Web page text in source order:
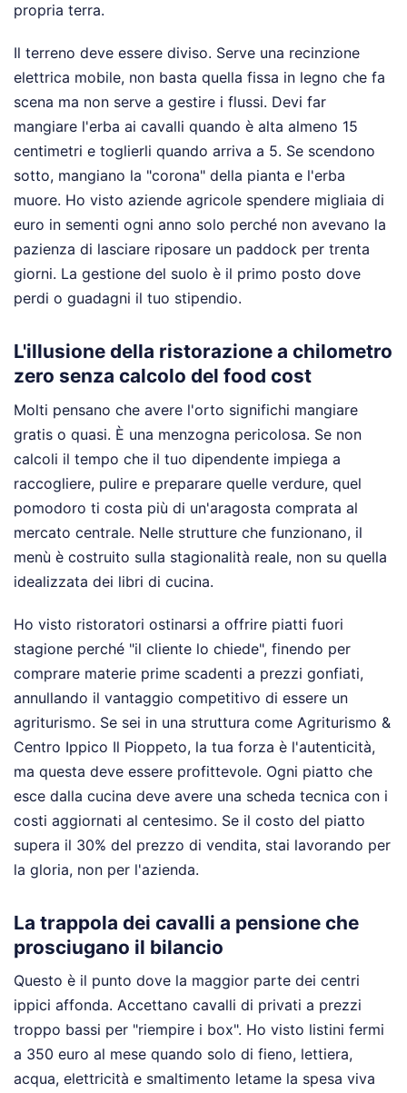
propria terra.
Il terreno deve essere diviso. Serve una recinzione
elettrica mobile, non basta quella fissa in legno che fa
scena ma non serve a gestire i flussi. Devi far
mangiare l'erba ai cavalli quando è alta almeno 15
centimetri e toglierli quando arriva a 5. Se scendono
sotto, mangiano la "corona" della pianta e l'erba
muore. Ho visto aziende agricole spendere migliaia di
euro in sementi ogni anno solo perché non avevano la
pazienza di lasciare riposare un paddock per trenta
giorni. La gestione del suolo è il primo posto dove
perdi o guadagni il tuo stipendio.
L'illusione della ristorazione a chilometro
zero senza calcolo del food cost
Molti pensano che avere l'orto significhi mangiare
gratis o quasi. È una menzogna pericolosa. Se non
calcoli il tempo che il tuo dipendente impiega a
raccogliere, pulire e preparare quelle verdure, quel
pomodoro ti costa più di un'aragosta comprata al
mercato centrale. Nelle strutture che funzionano, il
menù è costruito sulla stagionalità reale, non su quella
idealizzata dei libri di cucina.
Ho visto ristoratori ostinarsi a offrire piatti fuori
stagione perché "il cliente lo chiede", finendo per
comprare materie prime scadenti a prezzi gonfiati,
annullando il vantaggio competitivo di essere un
agriturismo. Se sei in una struttura come Agriturismo &
Centro Ippico Il Pioppeto, la tua forza è l'autenticità,
ma questa deve essere profittevole. Ogni piatto che
esce dalla cucina deve avere una scheda tecnica con i
costi aggiornati al centesimo. Se il costo del piatto
supera il 30% del prezzo di vendita, stai lavorando per
la gloria, non per l'azienda.
La trappola dei cavalli a pensione che
prosciugano il bilancio
Questo è il punto dove la maggior parte dei centri
ippici affonda. Accettano cavalli di privati a prezzi
troppo bassi per "riempire i box". Ho visto listini fermi
a 350 euro al mese quando solo di fieno, lettiera,
acqua, elettricità e smaltimento letame la spesa viva